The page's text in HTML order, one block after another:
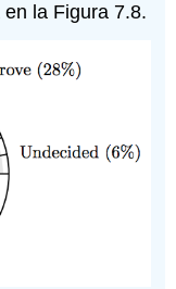
la Figura 7.8.